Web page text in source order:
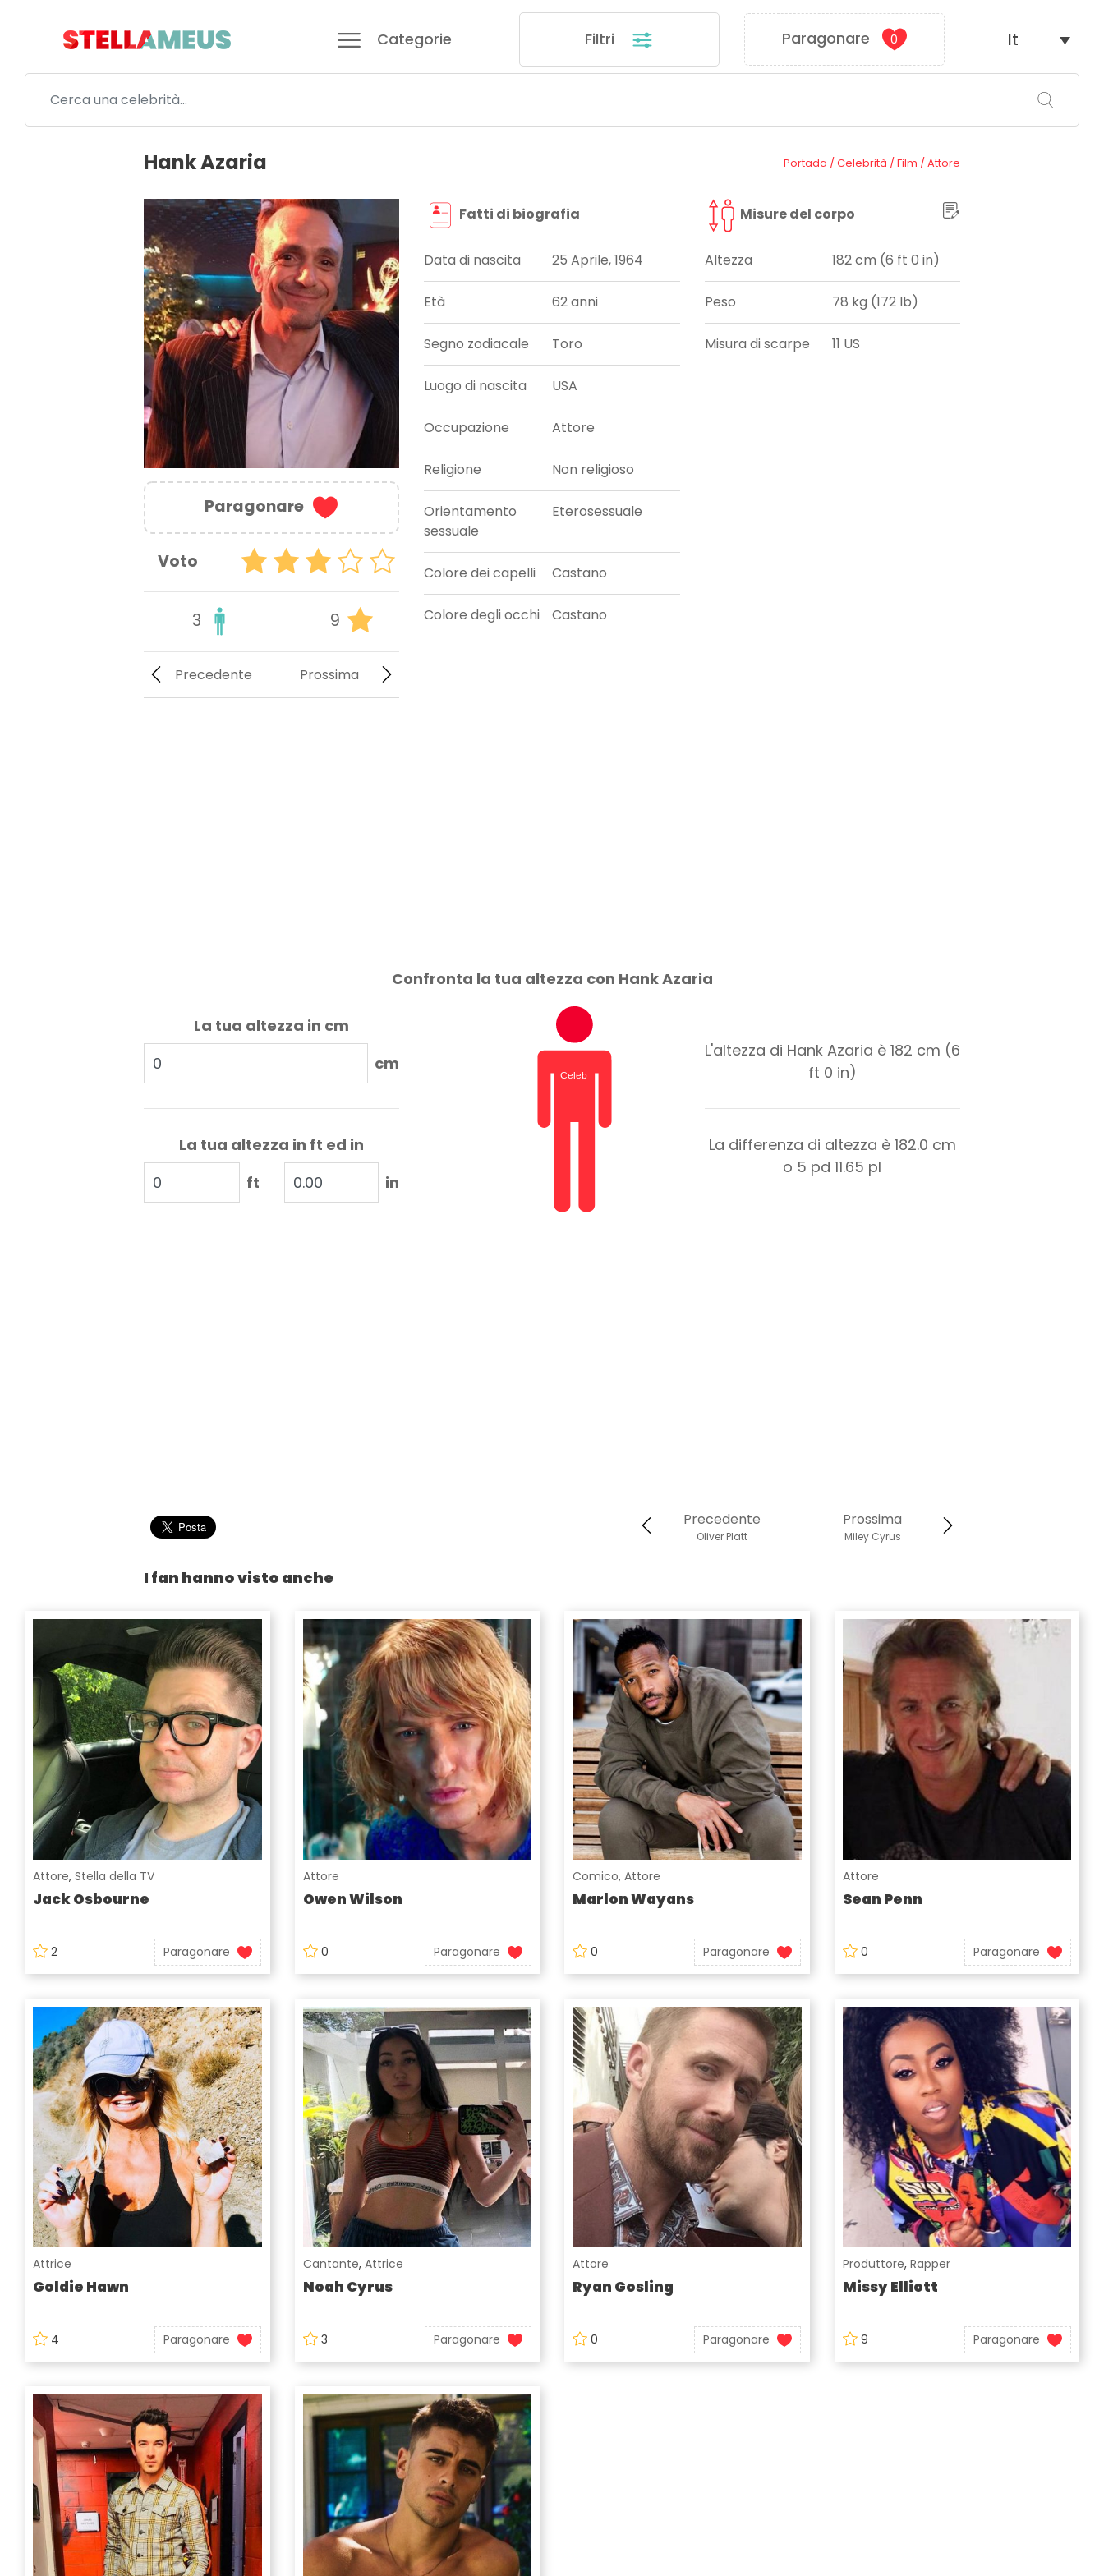
Categorie Filtri Paragonare 0 It
Hank Azaria Portada /Celebrità /Film /Attore
Paragonare
Voto
3 9
Prossima
Precedente
Fatti di biografia
Data di nascita 25 Aprile, 1964
Età 62 anni
Segno zodiacale Toro
Luogo di nascita USA
Occupazione Attore
Religione Non religioso
Orientamento
sessuale
Eterosessuale
Colore dei capelli Castano
Colore degli occhi Castano
Misure del corpo
Altezza 182 cm (6 ft 0 in)
Peso 78 kg (172 lb)
Misura di scarpe 11 US
Confronta la tua altezza con Hank Azaria
La tua altezza in cm
cm
La tua altezza in ft ed in
ft
in
L'altezza di Hank Azaria è 182 cm (6
ft 0 in)
La differenza di altezza è 182.0 cm
o 5 pd11.65 pl
Prossima
Miley Cyrus
Precedente
Oliver Platt
I fan hanno visto anche
Attore, Stella della TV
Jack Osbourne
2 Paragonare
Attore
Owen Wilson
0 Paragonare
Comico, Attore
Marlon Wayans
0 Paragonare
Attore
Sean Penn
0 Paragonare
Attrice
Goldie Hawn
4 Paragonare
Cantante, Attrice
Noah Cyrus
3 Paragonare
Attore
Ryan Gosling
0 Paragonare
Produttore, Rapper
Missy Elliott
9 Paragonare